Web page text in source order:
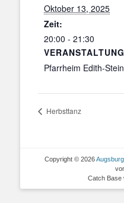
Oktober 13, 2025
Zeit:
20:00 - 21:30
Pfarrheim Edith-Stein
Herbsttanz
Copyright © 2026
Catch Base